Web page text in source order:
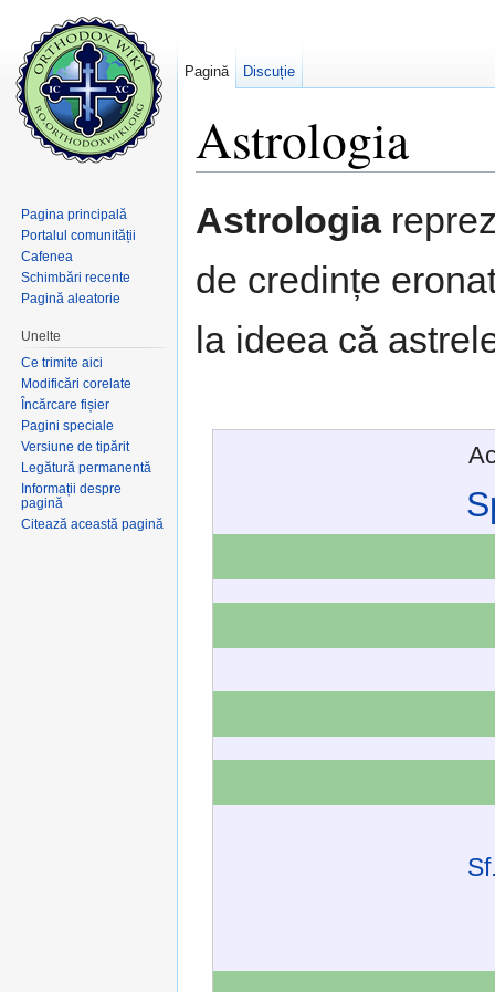
Astrologia
Astrologia
de credințe
la ideea că
Pagină Discuție
Pagina principală
Portalul comunității
Cafenea
Schimbări recente
Pagină aleatorie
Unelte
Ce trimite aici
Modificări corelate
Încărcare fișier
Pagini speciale
Versiune de tipărit
Legătură permanentă
Informații despre
pagină
Citează această pagină